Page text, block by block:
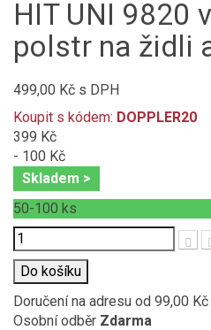
HIT UNI 9820
polstr na židli
499,00 Kč s DPH
Koupit s kódem: DOPPLER20
399 Kč
- 100 Kč
Skladem >
50-100 ks
Počet
Do košíku
Doručení na adresu od 99,00 Kč
Osobní odběr Zdarma